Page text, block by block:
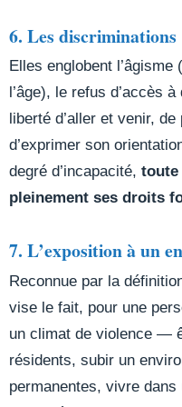
6. Les discriminations
Elles englobent
l’âge), le refus d’accès
liberté d’aller et venir,
d’exprimer son
degré d’incapacité, toute
pleinement ses droits
7. L’exposition à un
Reconnue par la
vise le fait, pour une
un climat de violence —
résidents, subir un
permanentes, vivre